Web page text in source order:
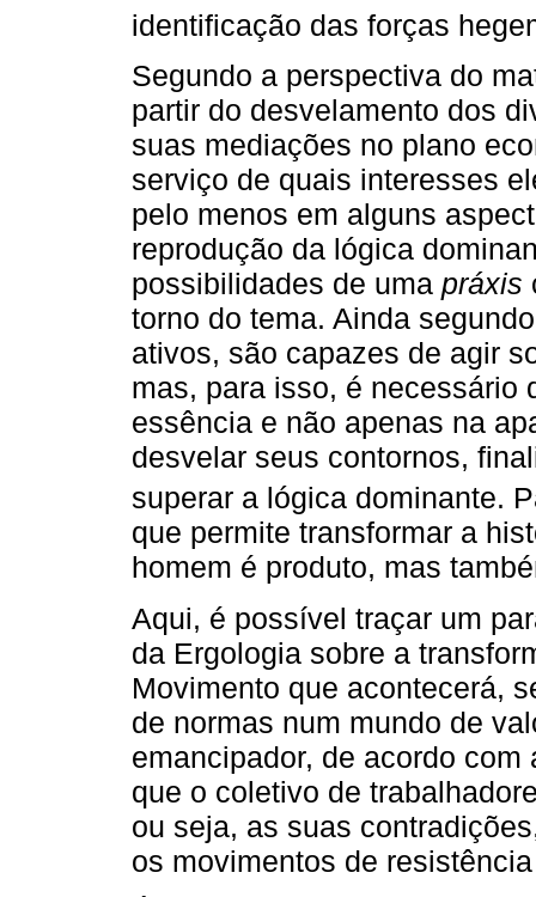
identificação das forças
Segundo a perspectiva do
partir do desvelamento dos
suas mediações no plano
serviço de quais interesses
pelo menos em alguns
reprodução da lógica
possibilidades de uma práxis
torno do tema. Ainda
ativos, são capazes de agir
mas, para isso, é necessário
essência e não apenas na
desvelar seus contornos,
superar a lógica dominante.
que permite transformar a
homem é produto, mas
Aqui, é possível traçar um
da Ergologia sobre a
Movimento que acontecerá,
de normas num mundo de
emancipador, de acordo
que o coletivo de
ou seja, as suas
os movimentos de